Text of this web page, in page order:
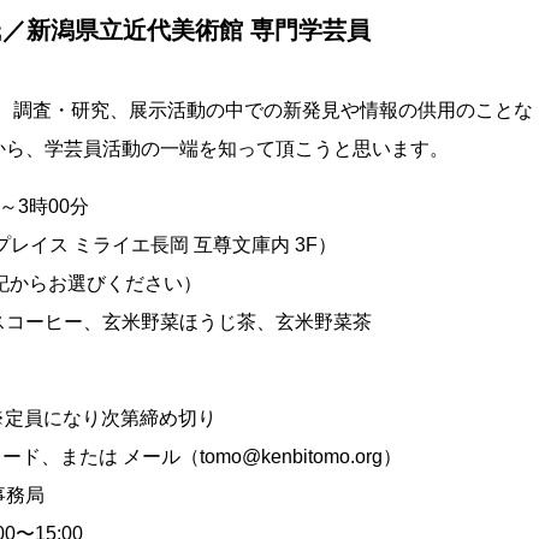
新潟県立近代美術館 専門学芸員
査・研究、展示活動の中での新発見や情報の供用のことな
、学芸員活動の一端を知って頂こうと思います。
3時00分
イス ミライエ長岡 互尊文庫内 3F）
らお選びください）
ーヒー、玄米野菜ほうじ茶、玄米野菜茶
員になり次第締め切り
ド、または メール（tomo@kenbitomo.org）
務局
〜15:00